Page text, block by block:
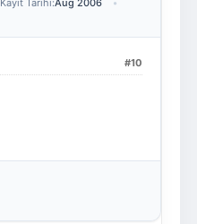
Kayıt Tarihi:Aug 2006
#10